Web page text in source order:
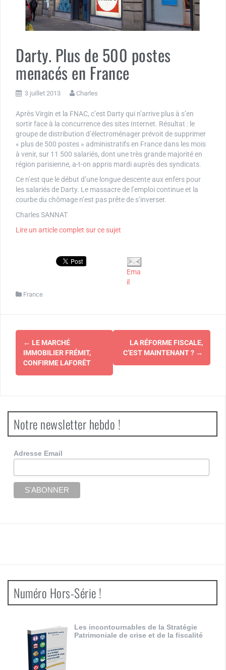
Darty. Plus de 500 postes
menacés en France
3 juillet 2013 Charles
Après Virgin et la FNAC, c’est Darty qui n’arrive plus à s’en
sortir face à la concurrence des sites Internet. Résultat : le
groupe de distribution d’électroménager prévoit de supprimer
« plus de 500 postes » administratifs en France dans les mois
à venir, sur 11 500 salariés, dont une très grande majorité en
région parisienne, a-t-on appris mardi auprès des syndicats.
Ce n’est que le début d’une longue descente aux enfers pour
les salariés de Darty. Le massacre de l’emploi continue et la
courbe du chômage n’est pas prête de s’inverser.
Charles SANNAT
Lire un article complet sur ce sujet
Ema
il
France
Navigation
d'article
← LE MARCHÉ
IMMOBILIER FRÉMIT,
CONFIRME LAFORÊT
LA RÉFORME FISCALE,
C’EST MAINTENANT ? →
Notre newsletter hebdo !
Adresse Email
Numéro Hors-Série !
Les incontournables de la Stratégie
Patrimoniale de crise et de la fiscalité